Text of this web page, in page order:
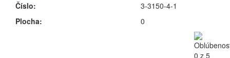
Číslo:
Plocha:
3-3150-4-1
0